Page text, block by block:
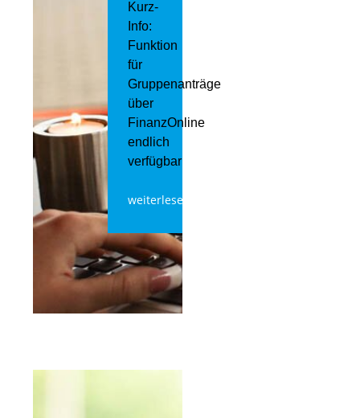
Kurz-
Info:
Funktion
für
Gruppenanträge
über
FinanzOnline
endlich
verfügbar
weiterlesen